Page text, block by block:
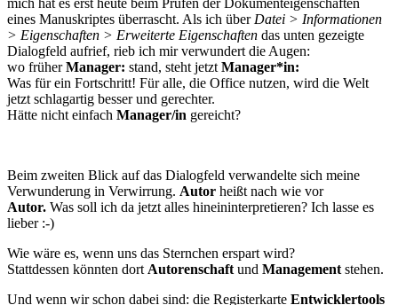
mich hat es erst heute beim Prüfen der Dokumenteigenschaften
eines Manuskriptes überrascht. Als ich überDatei > Informationen
> Eigenschaften > Erweiterte Eigenschaften das unten gezeigte
Dialogfeld aufrief, rieb ich mir verwundert die Augen:
wo früherManager: stand, steht jetztManager*in:
Was für ein Fortschritt! Für alle, die Office nutzen, wird die Welt
jetzt schlagartig besser und gerechter.
Hätte nicht einfach Manager/in gereicht?
Beim zweiten Blick auf das Dialogfeld verwandelte sich meine
Verwunderung in Verwirrung. Autor heißt nach wie vor
Autor. Was soll ich da jetzt alles hineininterpretieren? Ich lasse es
lieber :-)
Wie wäre es, wenn uns das Sternchen erspart wird?
Stattdessen könnten dortAutorenschaftund Managementstehen.
Und wenn wir schon dabei sind: die Registerkarte Entwicklertools